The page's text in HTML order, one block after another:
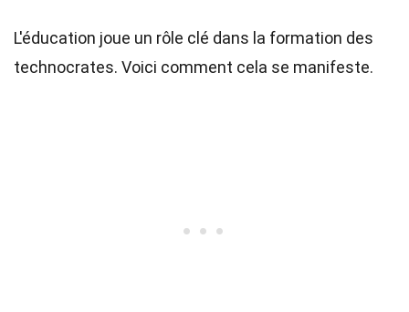
L'éducation joue un rôle clé dans la formation des
technocrates. Voici comment cela se manifeste.